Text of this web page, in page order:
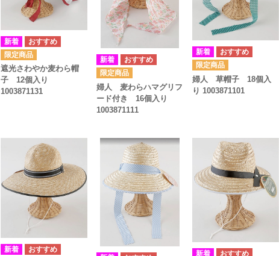
遮光さわやか麦わら帽
子 12個入り
1003871131
婦人 麦わらハマグリフ
ード付き 16個入り
1003871111
婦人 草帽子 18個入
り 1003871101